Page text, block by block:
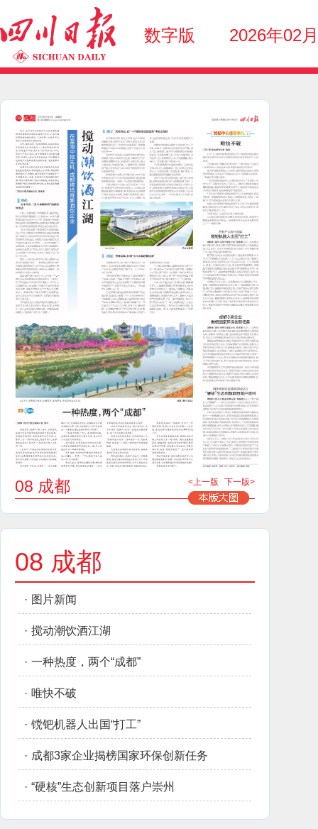
数字版 2026年02
08 成都 <上一版 下一版>
08 成都
· 图片新闻
· 搅动潮饮酒江湖
· 一种热度，两个“成都”
· 唯快不破
· 镋钯机器人出国“打工”
· 成都3家企业揭榜国家环保创新任务
· “硬核”生态创新项目落户崇州